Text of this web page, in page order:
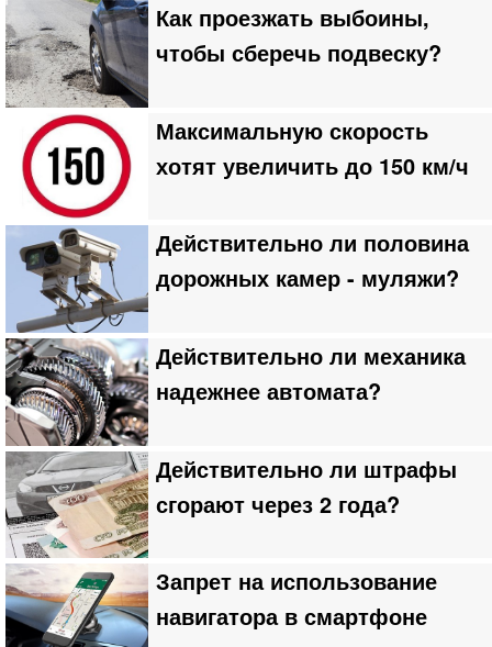
Как проезжать выбоины,
чтобы сберечь подвеску?
Максимальную скорость
хотят увеличить до 150 км/ч
Действительно ли половина
дорожных камер - муляжи?
Действительно ли механика
надежнее автомата?
Действительно ли штрафы
сгорают через 2 года?
Запрет на использование
навигатора в смартфоне